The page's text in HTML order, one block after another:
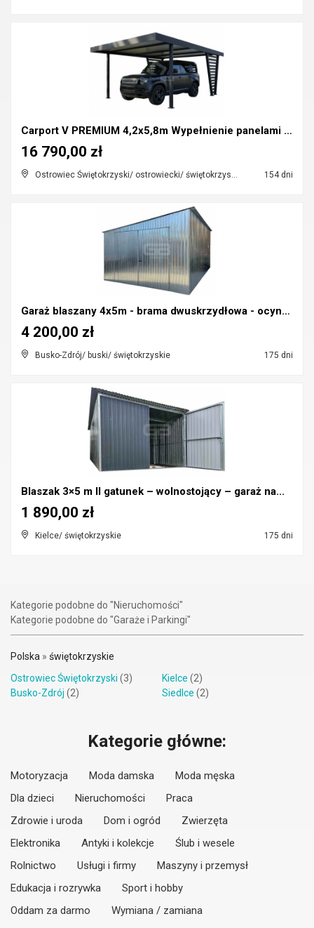
Carport V PREMIUM 4,2x5,8m Wypełnienie panelami Wi...
Ostrowiec Świętokrzyski/ ostrowiecki/ świętokrzyskie 154 dni
16 790,00 zł
Garaż blaszany 4x5m - brama dwuskrzydłowa - ocynk ...
Busko-Zdrój/ buski/ świętokrzyskie 175 dni
4 200,00 zł
Blaszak 3×5 m II gatunek – wolnostojący – garaż na...
Kielce/ świętokrzyskie 175 dni
1 890,00 zł
Kategorie podobne do "Nieruchomości"
Kategorie podobne do "Garaże i Parkingi"
Polska » świętokrzyskie
Ostrowiec Świętokrzyski (3)
Busko-Zdrój (2)
Kielce (2)
Siedlce (2)
Kategorie główne:
Motoryzacja Moda damska
Moda męska
Dla dzieci
Nieruchomości
Praca
Zdrowie i uroda
Dom i ogród
Zwierzęta
Elektronika
Antyki i kolekcje
Ślub i wesele
Rolnictwo
Usługi i firmy
Maszyny i przemysł
Edukacja i rozrywka
Sport i hobby
Oddam za darmo
Wymiana / zamiana